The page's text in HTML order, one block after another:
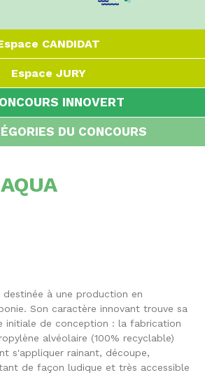
CANDIDAT
Espace JURY
INNOVERT
DU CONCOURS
à une production en
Son caractère innovant trouve sa
initiale de conception : la fabrication
alvéolaire (100% recyclable)
s'appliquer rainant, découpe,
de façon ludique et très accessible